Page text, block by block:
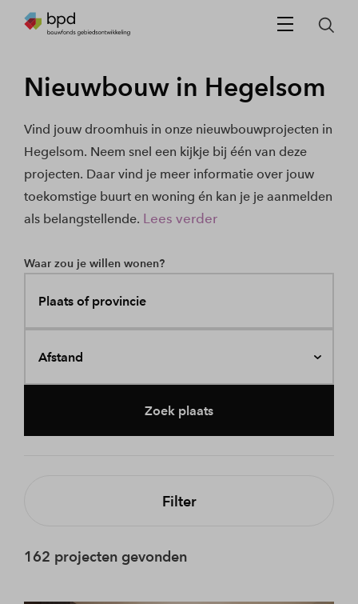
Nieuwbouw in Hegelsom
Vind jouw droomhuis in onze nieuwbouwprojecten in
Hegelsom. Neem snel een kijkje bij één van deze
projecten. Daar vind je meer informatie over jouw
toekomstige buurt en woning én kan je je aanmelden
als belangstellende. Lees verder
Waar zou je willen wonen?
Plaats of provincie
Afstand
Zoek plaats
Filter
162 projecten gevonden